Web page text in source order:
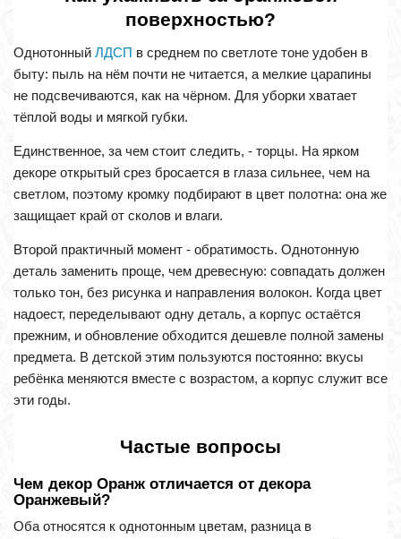
поверхностью?
Однотонный ЛДСП в среднем по светлоте тоне удобен в
быту: пыль на нём почти не читается, а мелкие царапины
не подсвечиваются, как на чёрном. Для уборки хватает
тёплой воды и мягкой губки.
Единственное, за чем стоит следить, - торцы. На ярком
декоре открытый срез бросается в глаза сильнее, чем на
светлом, поэтому кромку подбирают в цвет полотна: она же
защищает край от сколов и влаги.
Второй практичный момент - обратимость. Однотонную
деталь заменить проще, чем древесную: совпадать должен
только тон, без рисунка и направления волокон. Когда цвет
надоест, переделывают одну деталь, а корпус остаётся
прежним, и обновление обходится дешевле полной замены
предмета. В детской этим пользуются постоянно: вкусы
ребёнка меняются вместе с возрастом, а корпус служит все
эти годы.
Частые вопросы
Чем декор Оранж отличается от декора
Оранжевый?
Оба относятся к однотонным цветам, разница в